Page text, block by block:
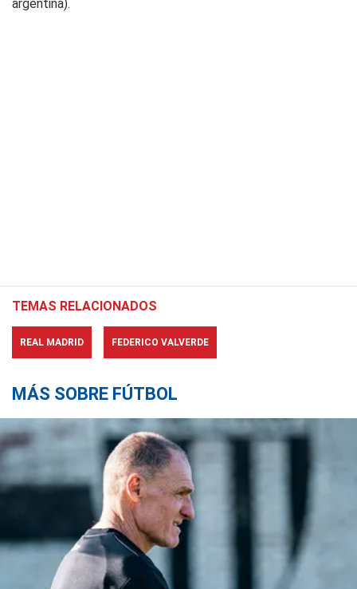
argentina).
TEMAS RELACIONADOS
REAL MADRID FEDERICO VALVERDE
MÁS SOBRE FÚTBOL